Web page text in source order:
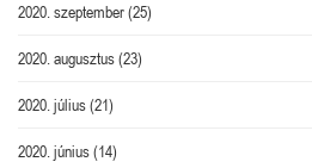
2020. szeptember(25)
2020. augusztus(23)
2020. július(21)
2020. június(14)